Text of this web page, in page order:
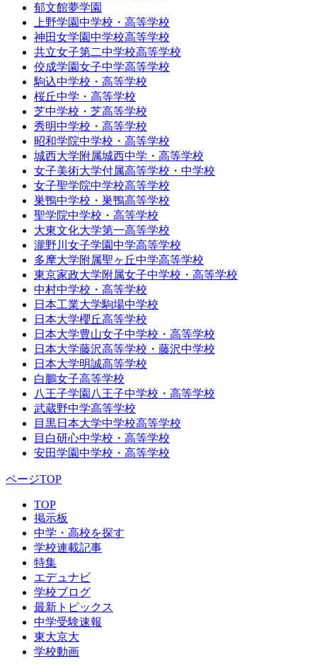
郁文館夢学園
上野学園中学校・高等学校
神田女学園中学校高等学校
共立女子第二中学校高等学校
佼成学園女子中学高等学校
駒込中学校・高等学校
桜丘中学・高等学校
芝中学校・芝高等学校
秀明中学校・高等学校
昭和学院中学校・高等学校
城西大学附属城西中学・高等学校
女子美術大学付属高等学校・中学校
女子聖学院中学校高等学校
巣鴨中学校・巣鴨高等学校
聖学院中学校・高等学校
大東文化大学第一高等学校
瀧野川女子学園中学高等学校
多摩大学附属聖ヶ丘中学高等学校
東京家政大学附属女子中学校・高等学校
中村中学校・高等学校
日本工業大学駒場中学校
日本大学櫻丘高等学校
日本大学豊山女子中学校・高等学校
日本大学藤沢高等学校・藤沢中学校
日本大学明誠高等学校
白鵬女子高等学校
八王子学園八王子中学校・高等学校
武蔵野中学高等学校
目黒日本大学中学校高等学校
目白研心中学校・高等学校
安田学園中学校・高等学校
ページTOP
TOP
掲示板
中学・高校を探す
学校連載記事
特集
エデュナビ
学校ブログ
最新トピックス
中学受験速報
東大京大
学校動画